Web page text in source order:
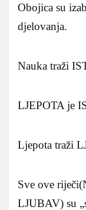
Obojica su
djelovanja.
Nauka traži
LJEPOTA je
Ljepota traži
Sve ove
LJUBAV) su